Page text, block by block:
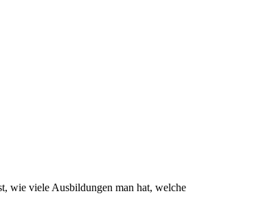
wie viele Ausbildungen man hat, welche